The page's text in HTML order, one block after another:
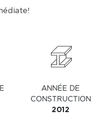
ANNÉE DE
CONSTRUCTION
2012